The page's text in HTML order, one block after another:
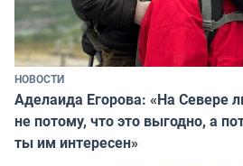
НОВОСТИ
Аделаида Егорова: «На Севере
не потому, что это выгодно, а
ты им интересен»